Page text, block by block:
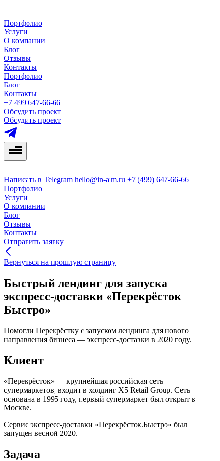
Портфолио
Услуги
О компании
Блог
Отзывы
Контакты
Портфолио
Блог
Контакты
+7 499 647-66-66
Обсудить проект
Обсудить проект
Написать в Telegram hello@in-aim.ru +7 (499) 647-66-66
Портфолио
Услуги
О компании
Блог
Отзывы
Контакты
Отправить заявку
Вернуться на прошлую страницу
Быстрый лендинг для запуска
экспресс-доставки «Перекрёсток
Быстро»
Помогли Перекрёстку с запуском лендинга для нового
направления бизнеса — экспресс-доставки в 2020 году.
Клиент
«Перекрёсток» — крупнейшая российская сеть
супермаркетов, входит в холдинг X5 Retail Group. Сеть
основана в 1995 году, первый супермаркет был открыт в
Москве.
Сервис экспресс-доставки «Перекрёсток.Быстро» был
запущен весной 2020.
Задача